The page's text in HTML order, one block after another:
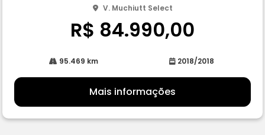
V. Muchiutt Select
R$ 84.990,00
95.469 km 2018/2018
Mais informações